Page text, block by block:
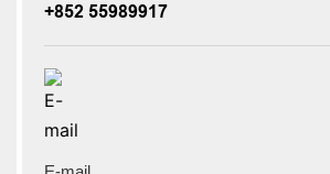
+852 55989917